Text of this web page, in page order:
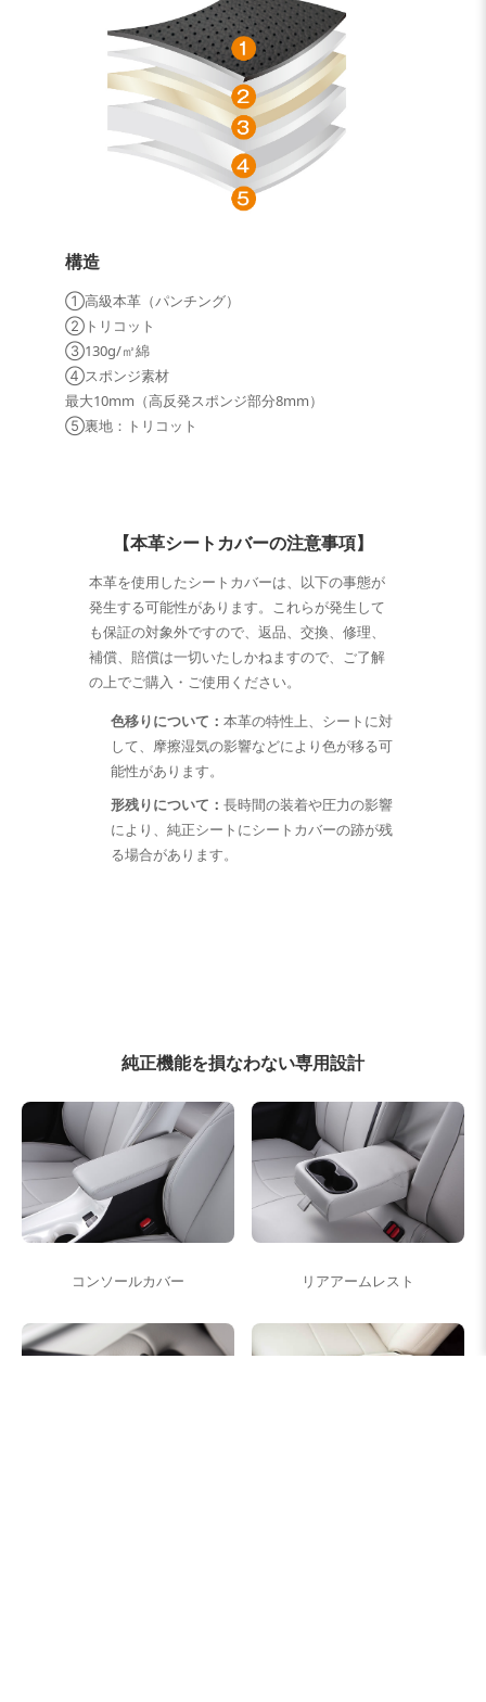
構造
①高級本革（パンチング）
②トリコット
③130g/㎡綿
④スポンジ素材
最大10mm（高反発スポンジ部分8mm）
⑤裏地：トリコット
【本革シートカバーの注意事項】
本革を使用したシートカバーは、以下の事態が
発生する可能性があります。これらが発生して
も保証の対象外ですので、返品、交換、修理、
補償、賠償は一切いたしかねますので、ご了解
の上でご購入・ご使用ください。
色移りについて： 本革の特性上、シートに対
して、摩擦湿気の影響などにより色が移る可
能性があります。
形残りについて： 長時間の装着や圧力の影響
により、純正シートにシートカバーの跡が残
る場合があります。
純正機能を損なわない専用設計
コンソールカバー リアアームレスト